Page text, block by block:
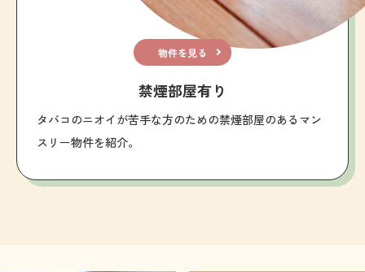
物件を見る
禁煙部屋有り
タバコのニオイが苦手な方のための禁煙部屋のあるマン
スリー物件を紹介。